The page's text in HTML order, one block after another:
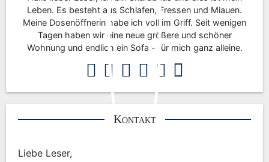
Leben. Es besteht aus Schlafen, Fressen und Miauen.
Meine Dosenöffnerin habe ich voll im Griff. Seit wenigen
Tagen haben wir eine neue größere und schöner
Wohnung und endlich ein Sofa - für mich ganz alleine.
Kontakt
Liebe Leser,